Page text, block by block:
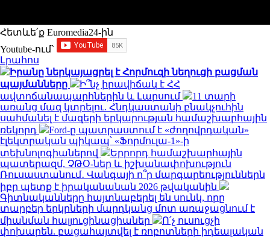
Հետևե՛ք Euromedia24-ին
Youtube-ում`
Լրահոս
Իրանը ներկայացրել է Հորմուզի նեղուցի բացման
պայմանները
Ի՞նչ իրավիճակ է ՀՀ
ավտոճանապարհներին և Լարսում
11 տարի
առանց մազ կտրելու. Հնդկաստանի բնակչուհին
սահմանել է մազերի երկարության համաշխարհային
ռեկորդ
Ford-ը պատրաստում է «ժողովրդական»
էլեկտրական պիկապ՝ «Ֆորմուլա-1»-ի
տեխնոլոգիաներով
Երրորդ համաշխարհային
պատերազմ, ՉԹՕ-ներ և իշխանափոխություն
Ռուսաստանում․ Վանգայի ո՞ր մարգարեություններն
իբր պետք է իրականանան 2026 թվականին
Գիտնականները հայտնաբերել են սունկ, որը
տարբեր երկրների մարդկանց մոտ առաջացնում է
միանման հալյուցինացիաներ
Ո՛չ ուսուցչի
փոխարեն. բացահայտվել է ռոբոտների իդեալական